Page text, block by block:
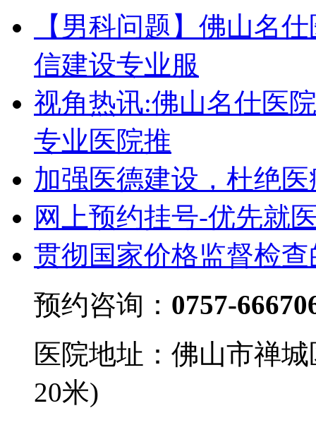
【男科问题】佛山名
信建设专业服
视角热讯:佛山名仕医
专业医院推
加强医德建设，杜绝
网上预约挂号-优先就
贯彻国家价格监督检
预约咨询： 0757-
医院地址：佛山市禅
20米)